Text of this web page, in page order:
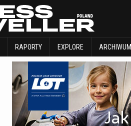
RAPORTY EXPLORE ARCHIWUM
RECENZJE